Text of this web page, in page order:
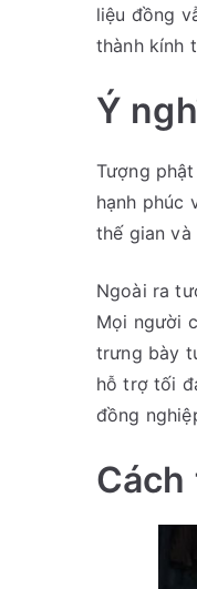
liệu đồng
thành kính
Ý
Tượng
hạnh phúc
thế gian và
Ngoài ra
Mọi người
trưng bày
hỗ trợ tối
đồng